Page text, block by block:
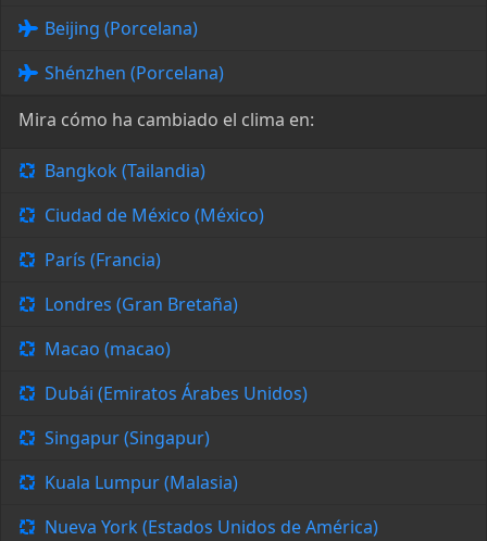
Beijing (Porcelana)
Shénzhen (Porcelana)
Mira cómo ha cambiado el clima en:
Bangkok (Tailandia)
Ciudad de México (México)
París (Francia)
Londres (Gran Bretaña)
Macao (macao)
Dubái (Emiratos Árabes Unidos)
Singapur (Singapur)
Kuala Lumpur (Malasia)
Nueva York (Estados Unidos de América)